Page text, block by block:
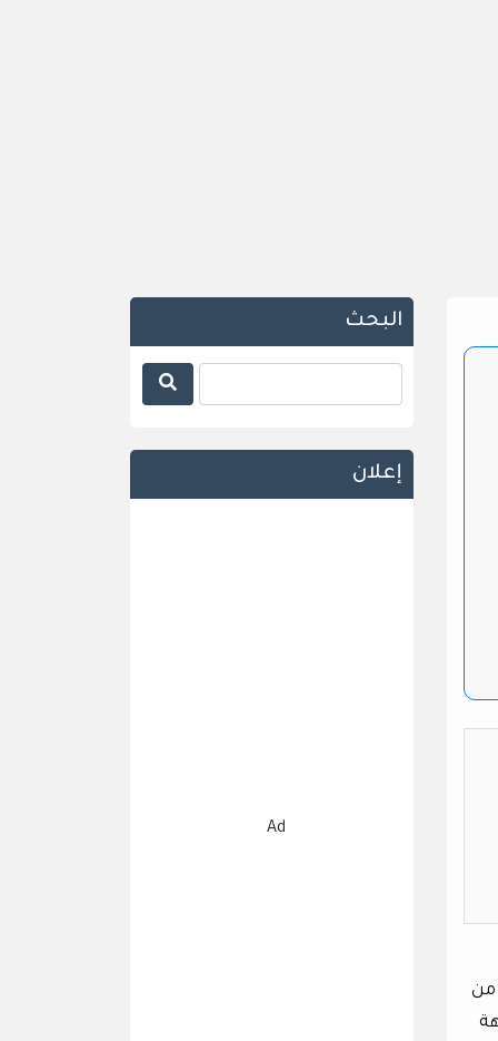
عام. لذا فليس من
البحث
إعلان
Ad